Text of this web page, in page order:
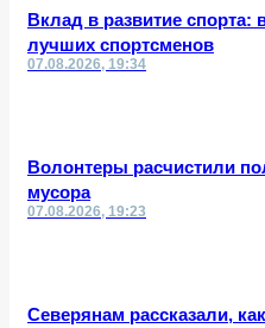
Вклад в развитие спорта:
лучших спортсменов
07.08.2026, 19:34
Волонтеры расчистили
мусора
07.08.2026, 19:23
Северянам рассказали,